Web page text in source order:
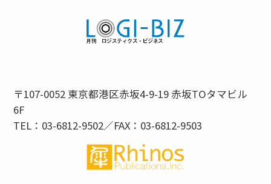
〒107-0052 東京都港区赤坂4-9-19 赤坂TOタマビル
6F
TEL：03-6812-9502／FAX：03-6812-9503